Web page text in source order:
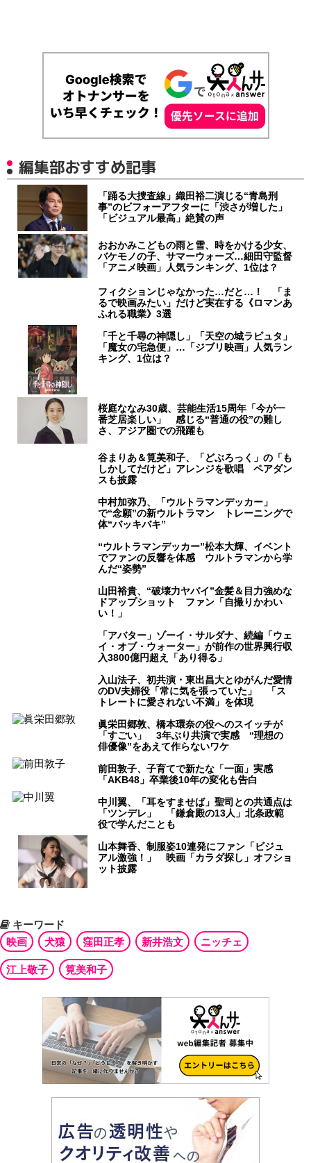
編集部おすすめ記事
「踊る大捜査線」織田裕二演じる“青島刑
事”のビフォーアフターに「渋さが増した」
「ビジュアル最高」絶賛の声
おおかみこどもの雨と雪、時をかける少女、
バケモノの子、サマーウォーズ…細田守監督
「アニメ映画」人気ランキング、1位は？
フィクションじゃなかった…だと…！ 「ま
るで映画みたい」だけど実在する《ロマンあ
ふれる職業》3選
「千と千尋の神隠し」「天空の城ラピュタ」
「魔女の宅急便」…「ジブリ映画」人気ラン
キング、1位は？
桜庭ななみ30歳、芸能生活15周年「今が一
番芝居楽しい」 感じる“普通の役”の難し
さ、アジア圏での飛躍も
谷まりあ＆筧美和子、「どぶろっく」の「も
しかしてだけど」アレンジを歌唱 ペアダン
スも披露
中村加弥乃、「ウルトラマンデッカー」
で“念願”の新ウルトラマン トレーニングで
体“バッキバキ”
“ウルトラマンデッカー”松本大輝、イベント
でファンの反響を体感 ウルトラマンから学
んだ“姿勢”
山田裕貴、“破壊力ヤバイ”金髪＆目力強めな
ドアップショット ファン「自撮りかわい
い！」
「アバター」ゾーイ・サルダナ、続編「ウェ
イ・オブ・ウォーター」が前作の世界興行収
入3800億円超え「あり得る」
入山法子、初共演・東出昌大とゆがんだ愛情
のDV夫婦役「常に気を張っていた」 「ス
トレートに愛されない不満」を体現
眞栄田郷敦、橋本環奈の役へのスイッチが
「すごい」 3年ぶり共演で実感 “理想の
俳優像”をあえて作らないワケ
前田敦子、子育てで新たな「一面」実感
「AKB48」卒業後10年の変化も告白
中川翼、「耳をすませば」聖司との共通点は
「ツンデレ」 「鎌倉殿の13人」北条政範
役で学んだことも
山本舞香、制服姿10連発にファン「ビジュ
アル激強！」 映画「カラダ探し」オフショ
ット披露
キーワード
映画
犬猿 窪田正孝 新井浩文 ニッチェ
江上敬子 筧美和子